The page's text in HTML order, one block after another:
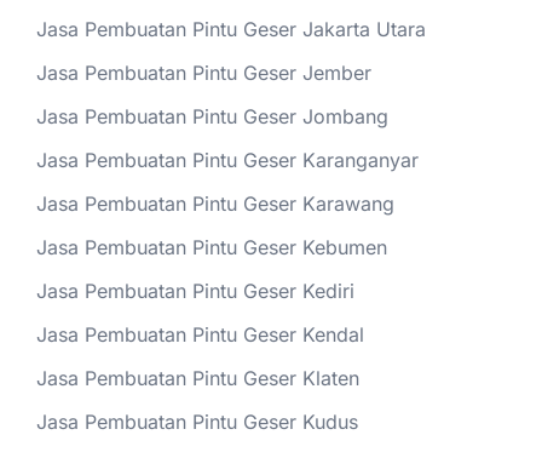
Jasa Pembuatan Pintu Geser Jakarta Utara
Jasa Pembuatan Pintu Geser Jember
Jasa Pembuatan Pintu Geser Jombang
Jasa Pembuatan Pintu Geser Karanganyar
Jasa Pembuatan Pintu Geser Karawang
Jasa Pembuatan Pintu Geser Kebumen
Jasa Pembuatan Pintu Geser Kediri
Jasa Pembuatan Pintu Geser Kendal
Jasa Pembuatan Pintu Geser Klaten
Jasa Pembuatan Pintu Geser Kudus